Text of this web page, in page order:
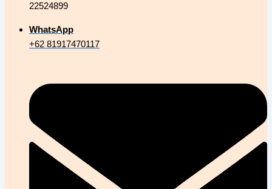
22524899
WhatsApp
+62 81917470117